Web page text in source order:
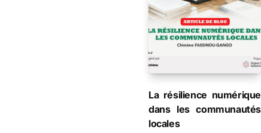
La résilience numérique
dans les communautés
locales